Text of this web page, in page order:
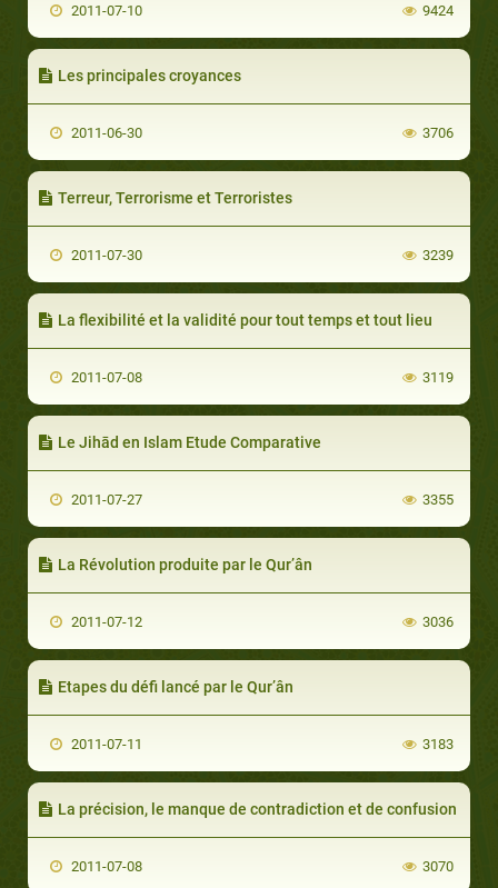
2011-07-10 9424
Les principales croyances
2011-06-30 3706
Terreur, Terrorisme et Terroristes
2011-07-30 3239
La flexibilité et la validité pour tout temps et tout lieu
2011-07-08 3119
Le Jihād en Islam Etude Comparative
2011-07-27 3355
La Révolution produite par le Qur’ân
2011-07-12 3036
Etapes du défi lancé par le Qur’ân
2011-07-11 3183
La précision, le manque de contradiction et de confusion
2011-07-08 3070